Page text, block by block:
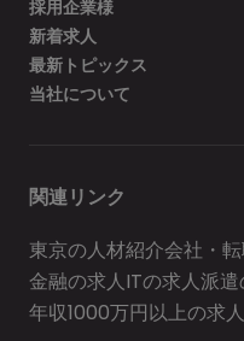
採用企業様
新着求人
最新トピックス
当社について
関連リンク
東京の人材紹介会社・
金融の求人ITの求人派遣
年収1000万円以上の求人